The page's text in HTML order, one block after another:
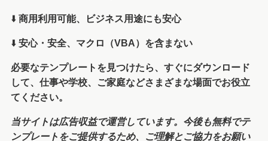
⬇️ 商用利用可能、ビジネス用途にも安心
⬇️ 安心・安全、マクロ（VBA）を含まない
必要なテンプレートを見つけたら、すぐにダウンロード
して、仕事や学校、ご家庭などさまざまな場面でお役立
てください。
当サイトは広告収益で運営しています。今後も無料でテ
ンプレートをご提供するため、ご理解とご協力をお願い